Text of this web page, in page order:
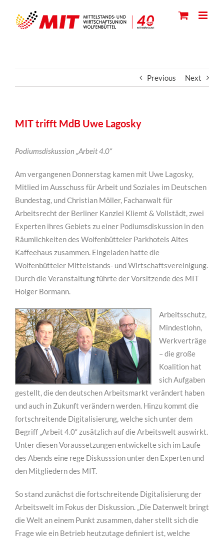
content
Previous Next
MIT trifft MdB Uwe Lagosky
Podiumsdiskussion „Arbeit 4.0“
Am vergangenen Donnerstag kamen mit Uwe Lagosky,
Mitlied im Ausschuss für Arbeit und Soziales im Deutschen
Bundestag, und Christian Möller, Fachanwalt für
Arbeitsrecht der Berliner Kanzlei Kliemt & Vollstädt, zwei
Experten ihres Gebiets zu einer Podiumsdiskussion in den
Räumlichkeiten des Wolfenbütteler Parkhotels Altes
Kaffeehaus zusammen. Eingeladen hatte die
Wolfenbütteler Mittelstands- und Wirtschaftsvereinigung.
Durch die Veranstaltung führte der Vorsitzende des MIT
Holger Bormann.
Arbeitsschutz,
Mindestlohn,
Werkverträge
– die große
Koalition hat
sich Aufgaben
gestellt, die den deutschen Arbeitsmarkt verändert haben
und auch in Zukunft verändern werden. Hinzu kommt die
fortschreitende Digitalisierung, welche sich unter dem
Begriff „Arbeit 4.0“ zusätzlich auf die Arbeitswelt auswirkt.
Unter diesen Voraussetzungen entwickelte sich im Laufe
des Abends eine rege Diskusssion unter den Experten und
den Mitgliedern des MIT.
So stand zunächst die fortschreitende Digitalisierung der
Arbeitswelt im Fokus der Diskussion. „Die Datenwelt bringt
die Welt an einem Punkt zusammen, daher stellt sich die
Frage wie ein Betrieb heutzutage definiert ist, welche